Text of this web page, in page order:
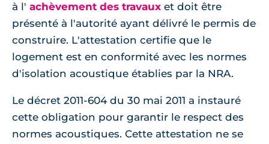
à l' achèvement des travaux et doit être
présenté à l'autorité ayant délivré le permis de
construire. L'attestation certifie que le
logement est en conformité avec les normes
d'isolation acoustique établies par la NRA.
Le décret 2011-604 du 30 mai 2011 a instauré
cette obligation pour garantir le respect des
normes acoustiques. Cette attestation ne se